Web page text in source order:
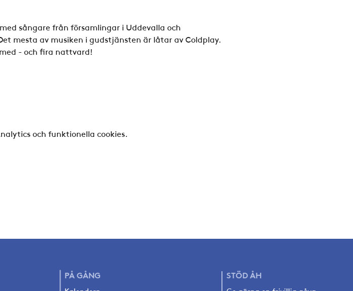
sångare från församlingar i Uddevalla och
mesta av musiken i gudstjänsten är låtar av Coldplay.
- och fira nattvard!
och funktionella cookies.
PÅGÅNG STÖDÅH